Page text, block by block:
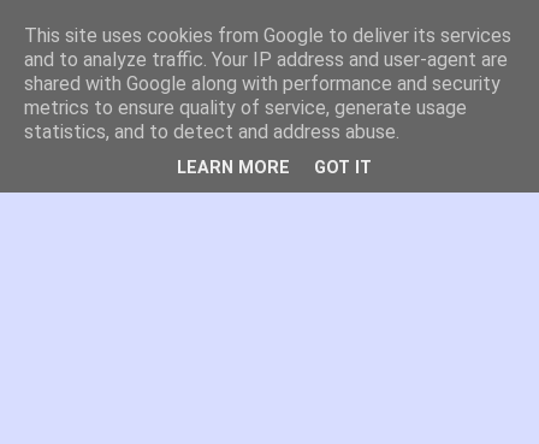
es por madrid
El blog de Madrid y su actualidad, proyectos, transporte,
movilidad, arquitectura, participación, medio ambiente,
educación, empleo, ...
This site uses cookies from Google to deliver its services
and to analyze traffic. Your IP address and user-agent are
shared with Google along with performance and security
metrics to ensure quality of service, generate usage
statistics, and to detect and address abuse.
LEARN MORE GOT IT